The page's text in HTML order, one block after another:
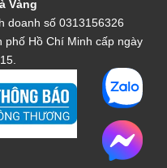
Vàng
doanh số 0313156326
Hồ Chí Minh cấp ngày